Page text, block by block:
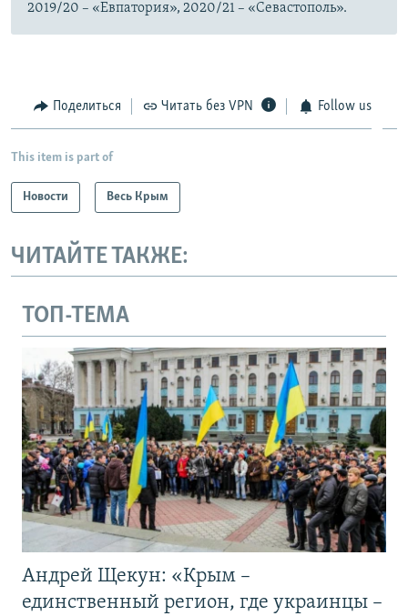
2019/20 – «Евпатория», 2020/21 – «Севастополь».
Поделиться Читать без VPN Follow us
This item is part of
Новости Весь Крым
ЧИТАЙТЕ ТАКЖЕ:
ТОП-ТЕМА
Андрей Щекун: «Крым –
единственный регион, где украинцы –